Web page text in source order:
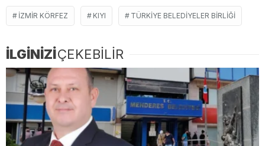
İZMİR KÖRFEZ KIYI TÜRKİYE BELEDİYELER BİRLİĞİ
İLGİNİZİÇEKEBİLİR